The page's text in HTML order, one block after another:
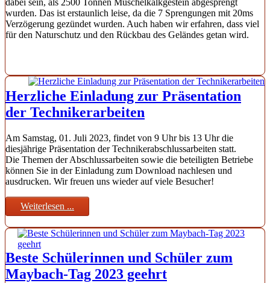
dabei sein, als 2500 Tonnen Muschelkalkgestein abgesprengt
wurden. Das ist erstaunlich leise, da die 7 Sprengungen mit 20ms
Verzögerung gezündet wurden. Auch haben wir erfahren, dass viel
für den Naturschutz und den Rückbau des Geländes getan wird.
Herzliche Einladung zur Präsentation
der Technikerarbeiten
Am Samstag, 01. Juli 2023, findet von 9 Uhr bis 13 Uhr die
diesjährige Präsentation der Technikerabschlussarbeiten statt.
Die Themen der Abschlussarbeiten sowie die beteiligten Betriebe
können Sie in der Einladung zum Download nachlesen und
ausdrucken. Wir freuen uns wieder auf viele Besucher!
Weiterlesen ...
Beste Schülerinnen und Schüler zum
Maybach-Tag 2023 geehrt